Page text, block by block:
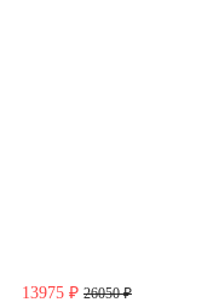
13975 ₽ 26050 ₽